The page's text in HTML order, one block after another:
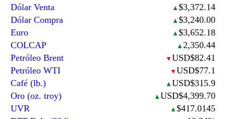
Dólar Venta
▲ $3,372.14
Dólar Compra
▲ $3,240.00
Euro
▲ $3,652.18
COLCAP
▲ 2,350.44
Petróleo Brent
▼ USD$82.41
Petróleo WTI
▼ USD$77.1
Café (lb.)
▲ USD$315.9
Oro (oz. troy)
▲ USD$4,399.70
UVR
▲ $417.0145